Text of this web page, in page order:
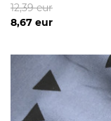
8,67 eur
12,39eur